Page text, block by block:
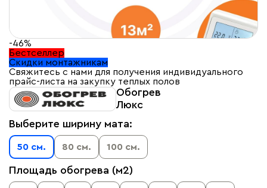
-46%
Бестселлер
Скидки монтажникам
Свяжитесь с нами для получения индивидуального
прайс-листа на закупку теплых полов
Обогрев
Люкс
Выберите ширину мата:
50 см. 80 см. 100 см.
Площадь обогрева (м2)